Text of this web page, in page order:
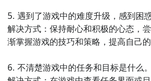
步骤1：点击下载九游APP；
步骤2：进入APP搜索“纸片人冲冲冲”
5. 遇到了游戏中的难度升级，感到困惑
解决方式：保持耐心和积极的心态，
渐掌握游戏的技巧和策略，提高自己的
6. 不清楚游戏中的任务和目标是什么。